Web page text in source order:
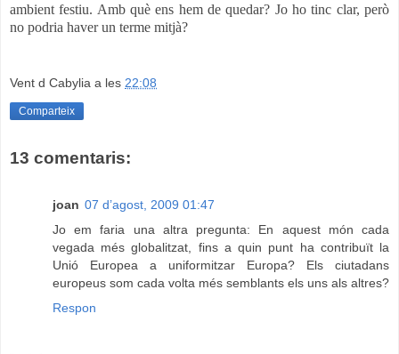
ambient festiu. Amb què ens hem de quedar? Jo ho tinc clar, però
no podria haver un terme mitjà?
Vent d Cabylia a les 22:08
Comparteix
13 comentaris:
joan 07 d’agost, 2009 01:47
Jo em faria una altra pregunta: En aquest món cada
vegada més globalitzat, fins a quin punt ha contribuït la
Unió Europea a uniformitzar Europa? Els ciutadans
europeus som cada volta més semblants els uns als altres?
Respon